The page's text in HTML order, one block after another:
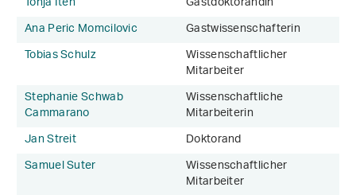
Ana Peric Momcilovic
Gastwissenschafterin
Tobias Schulz
Wissenschaftlicher
Mitarbeiter
Stephanie Schwab
Cammarano
Wissenschaftliche
Mitarbeiterin
Jan Streit
Doktorand
Samuel Suter
Wissenschaftlicher
Mitarbeiter